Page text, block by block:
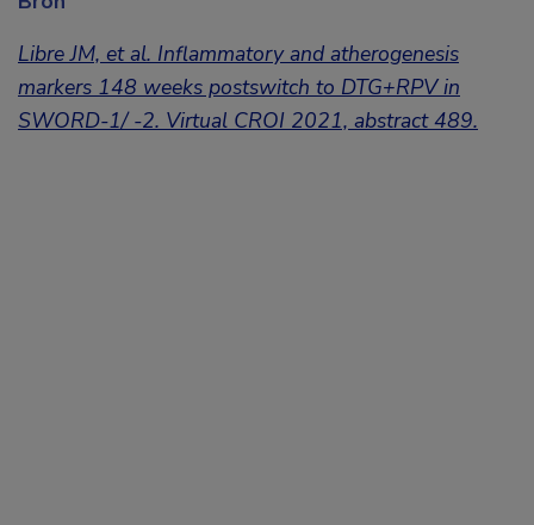
Libre JM, et al. Inflammatory and atherogenesis
markers 148 weeks postswitch to DTG+RPV in
SWORD-1/ -2. Virtual CROI 2021, abstract 489.